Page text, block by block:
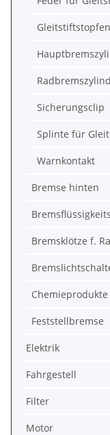
Gleitstiftstopfen
Sicherungsclip
Splinte für
Warnkontakt
Bremse hinten
Bremsklötze f.
Chemieprodukte
Feststellbremse
Elektrik
Fahrgestell
Filter
Motor